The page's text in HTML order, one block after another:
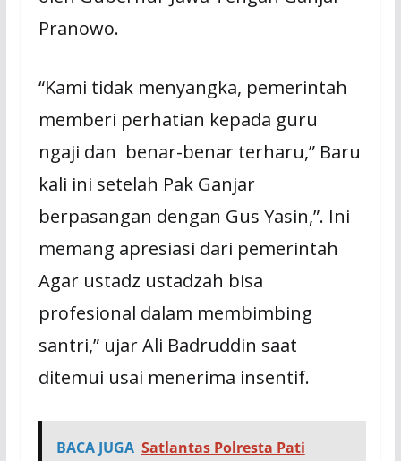
Pranowo.
“Kami tidak menyangka, pemerintah
memberi perhatian kepada guru
ngaji dan benar-benar terharu,” Baru
kali ini setelah Pak Ganjar
berpasangan dengan Gus Yasin,”. Ini
memang apresiasi dari pemerintah
Agar ustadz ustadzah bisa
profesional dalam membimbing
santri,” ujar Ali Badruddin saat
ditemui usai menerima insentif.
BACA JUGA Satlantas Polresta Pati